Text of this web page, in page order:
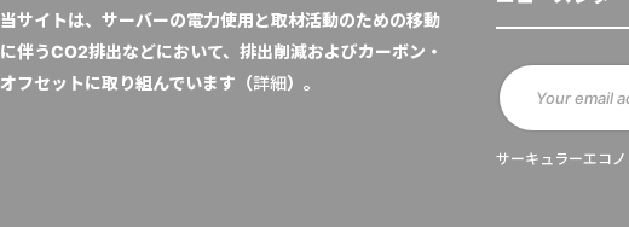
当サイトは、サーバーの電力使用と取材活動のための移動
に伴うCO2排出などにおいて、排出削減およびカーボン・
オフセットに取り組んでいます（詳細）。
サーキュラーエコノ